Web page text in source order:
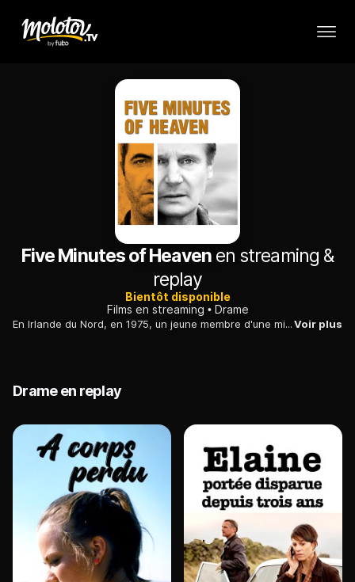
Five Minutes of Heavenen streaming &
replay
Bientôt disponible
Films en streaming
Drame
En Irlande du Nord, en 1975, un jeune membre d'une milice tue un catholique sous les yeux de son frère. Des années plus tard, les deux hommes se retrouvent...Voir plus
Drame en replay